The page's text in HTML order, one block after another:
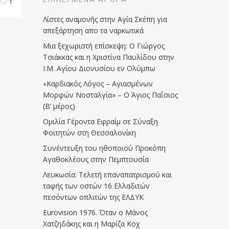
1
Λίστες αναμονής στην Αγία Σκέπη για
απεξάρτηση απο τα ναρκωτικά
Μια ξεχωριστή επίσκεψη: Ο Γιώργος
Τσιάκκας και η Χριστίνα Παυλίδου στην
Ι.Μ. Αγίου Διονυσίου εν Ολύμπω
«Καρδιακός Λόγος – Αγιασμένων
Μορφών Νοσταλγία» – Ο Άγιος Παΐσιος
(Β’ μέρος)
Ομιλία Γέροντα Εφραίμ σε Σύναξη
Φοιτητών στη Θεσσαλονίκη
Συνέντευξη του ηθοποιού Προκόπη
Αγαθοκλέους στην Πεμπτουσία
Λευκωσία: Τελετή επαναπατρισμού και
ταφής των οστών 16 Ελλαδιτών
πεσόντων οπλιτών της ΕΛΔΥΚ
Eurovision 1976. Όταν ο Μάνος
Χατζηδάκης και η Μαρίζα Κοχ